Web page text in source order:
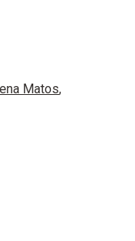
Matos